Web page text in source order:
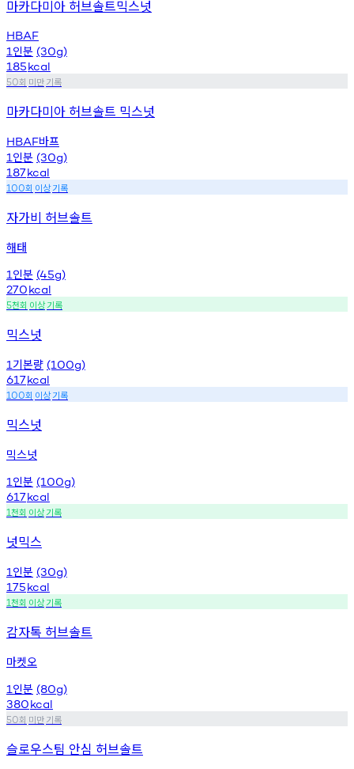
마카다미아 허브솔트믹스넛
HBAF
1 인분 (30g)
185kcal
50회 미만기록
마카다미아 허브솔트 믹스넛
HBAF바프
1 인분 (30g)
187kcal
100회 이상기록
자가비 허브솔트
해태
1 인분 (45g)
270kcal
5천회 이상기록
믹스넛
1 기본량 (100g)
617kcal
100회 이상기록
믹스넛
믹스넛
1 인분 (100g)
617kcal
1천회 이상기록
넛믹스
1 인분 (30g)
175kcal
1천회 이상기록
감자톡 허브솔트
마켓오
1 인분 (80g)
380kcal
50회 미만기록
슬로우스팀 안심 허브솔트